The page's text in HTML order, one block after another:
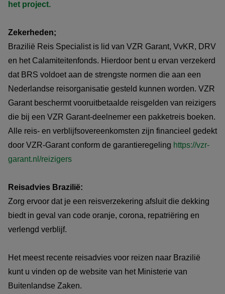
het project.
Zekerheden;
Brazilië Reis Specialist is lid van VZR Garant, VvKR, DRV
en het Calamiteitenfonds. Hierdoor bent u ervan verzekerd
dat BRS voldoet aan de strengste normen die aan een
Nederlandse reisorganisatie gesteld kunnen worden. VZR
Garant beschermt vooruitbetaalde reisgelden van reizigers
die bij een VZR Garant-deelnemer een pakketreis boeken.
Alle reis- en verblijfsovereenkomsten zijn financieel gedekt
door VZR-Garant conform de garantieregeling https://vzr-
garant.nl/reizigers
Reisadvies Brazilië:
Zorg ervoor dat je een reisverzekering afsluit die dekking
biedt in geval van code oranje, corona, repatriëring en
verlengd verblijf.
Het meest recente reisadvies voor reizen naar Brazilië
kunt u vinden op de website van het Ministerie van
Buitenlandse Zaken.